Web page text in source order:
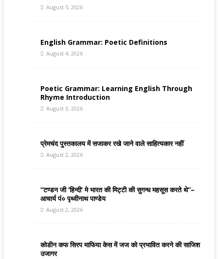
August 5, 2026
English Grammar: Poetic Definitions
August 4, 2026
Poetic Grammar: Learning English Through
Rhyme Introduction
August 3, 2026
प्रेमचंद पुस्तकालय में सजाकर रखे जाने वाले साहित्यकार नहीं
August 2, 2026
“टण्डन जी ‘हिन्दी’ मे भारत की मिट्टी की सुगन्ध महसूस करते थे”–
आचार्य पं० पृथ्वीनाथ पाण्डेय
August 2, 2026
कोडीन कफ सिरप माफिया केस में जज को प्रभावित करने की साजिश
उजागर